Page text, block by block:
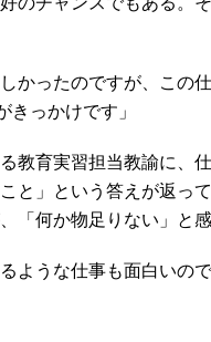
かったのですが、この
きっかけです」
教育実習担当教諭に、
と」という答えが返っ
「何か物足りない」と感
ような仕事も面白いの